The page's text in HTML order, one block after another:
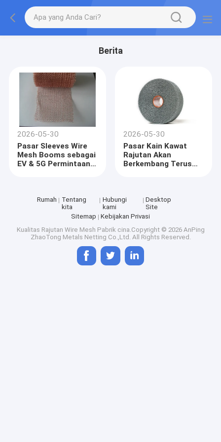
Berita
2026-05-30
Pasar Sleeves Wire
Mesh Booms sebagai
EV & 5G Permintaan
2026-05-30
Pasar Kain Kawat
Rajutan Akan
Berkembang Terus
Perisai EMI
Rumah
Tentang
kita
Hubungi
kami
Desktop
Site
Sitemap
Kebijakan Privasi
Kualitas Rajutan Wire Mesh Pabrik cina.Copyright © 2026 AnPing
ZhaoTong Metals Netting Co.,Ltd. All Rights Reserved.